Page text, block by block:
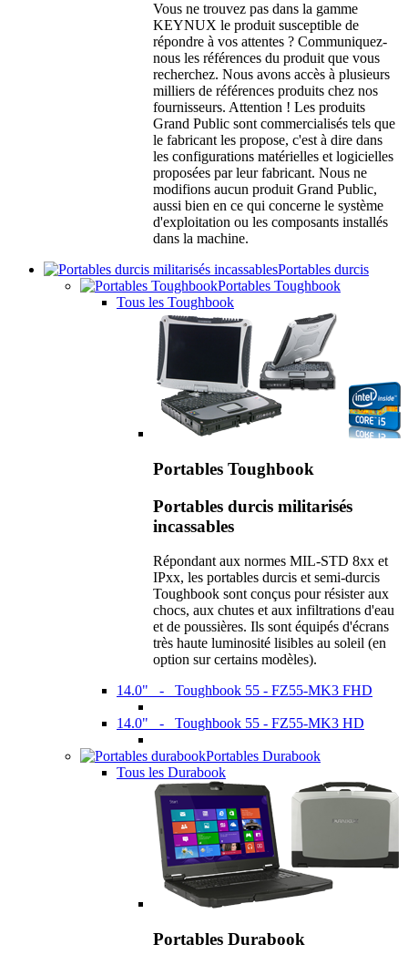
Vous ne trouvez pas dans la gamme
KEYNUX le produit susceptible de
répondre à vos attentes ? Communiquez-
nous les références du produit que vous
recherchez. Nous avons accès à plusieurs
milliers de références produits chez nos
fournisseurs. Attention ! Les produits
Grand Public sont commercialisés tels que
le fabricant les propose, c'est à dire dans
les configurations matérielles et logicielles
proposées par leur fabricant. Nous ne
modifions aucun produit Grand Public,
aussi bien en ce qui concerne le système
d'exploitation ou les composants installés
dans la machine.
Portables durcis
Portables Toughbook
Tous les Toughbook
Portables Toughbook
Portables durcis militarisés
incassables
Répondant aux normes MIL-STD 8xx et
IPxx, les portables durcis et semi-durcis
Toughbook sont conçus pour résister aux
chocs, aux chutes et aux infiltrations d'eau
et de poussières. Ils sont équipés d'écrans
très haute luminosité lisibles au soleil (en
option sur certains modèles).
14.0" - Toughbook 55 - FZ55-MK3 FHD
14.0" - Toughbook 55 - FZ55-MK3 HD
Portables Durabook
Tous les Durabook
Portables Durabook